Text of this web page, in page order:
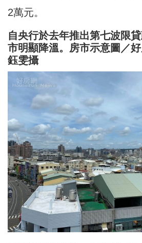
2萬元。
自央行於去年推出第七波限
市明顯降溫。房市示意圖／
鈺雯攝